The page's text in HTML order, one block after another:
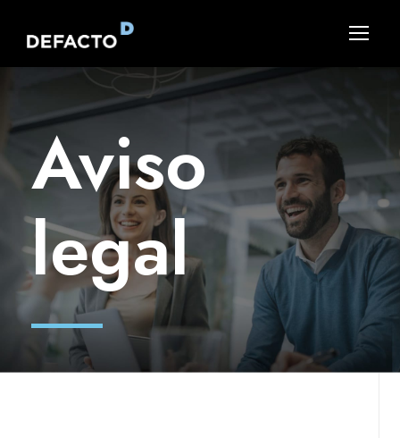
Aviso
legal